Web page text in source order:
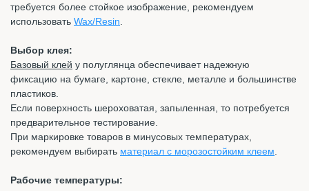
требуется более стойкое изображение, рекомендуем
использовать Wax/Resin
Выбор клея:
Базовый клей у полуглянца обеспечивает надежную
фиксацию на бумаге, картоне, стекле, металле и большинстве
пластиков.
Если поверхность шероховатая, запыленная, то потребуется
предварительное тестирование.
При маркировке товаров в минусовых температурах,
рекомендуем выбирать материал с морозостойким клеем
Рабочие температуры: